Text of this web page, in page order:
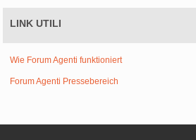
LINK UTILI
Wie Forum Agenti funktioniert
Forum Agenti Pressebereich